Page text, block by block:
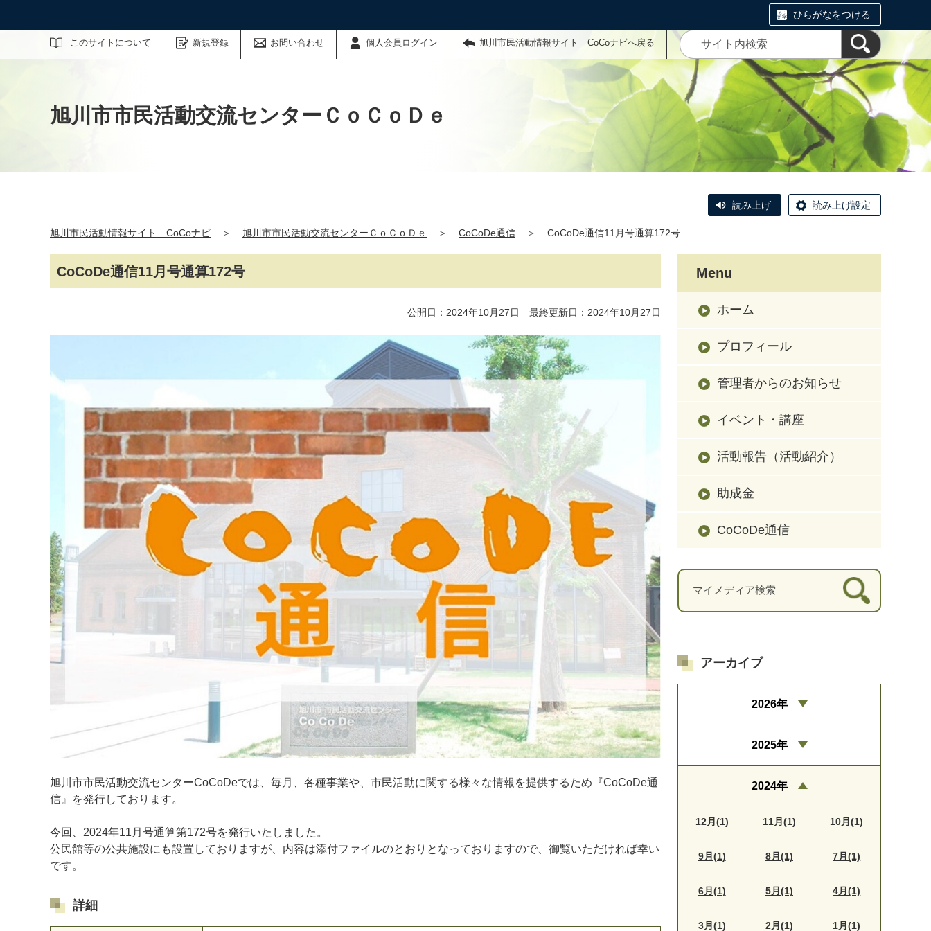
ひらがなをつける
このサイトについて 新規登録 お問い合わせ 個人会員ログイン 旭川市民活動情報サイト CoCoナビへ戻る
サイト内検索
旭川市市民活動交流センターＣｏＣｏＤｅ
読み上げ 読み上げ設定
旭川市民活動情報サイト CoCoナビ ＞ 旭川市市民活動交流センターＣｏＣｏＤｅ ＞ CoCoDe通信 ＞ CoCoDe通信11月号通算172号
CoCoDe通信11月号通算172号
公開日：2024年10月27日 最終更新日：2024年10月27日
旭川市市民活動交流センターCoCoDeでは、毎月、各種事業や、市民活動に関する様々な情報を提供するため『CoCoDe通
信』を発行しております。
今回、2024年11月号通算第172号を発行いたしました。
公民館等の公共施設にも設置しておりますが、内容は添付ファイルのとおりとなっておりますので、御覧いただければ幸い
です。
詳細
Menu
ホーム
プロフィール
管理者からのお知らせ
イベント・講座
活動報告（活動紹介）
助成金
CoCoDe通信
マイメディア検索
アーカイブ
2026年
2025年
2024年
12月(1) 11月(1) 10月(1)
9月(1) 8月(1) 7月(1)
6月(1) 5月(1) 4月(1)
3月(1) 2月(1) 1月(1)